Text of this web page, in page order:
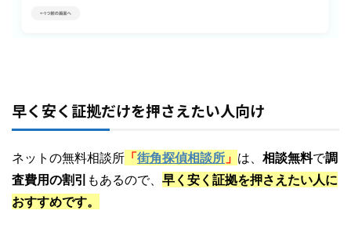
早く安く証拠だけを押さえたい人向け
ネットの無料相談所 「街角探偵相談所 」 は、 相談無料で調
査費用の割引 もあるので、 早く安く証拠を押さえたい人に
おすすめです。